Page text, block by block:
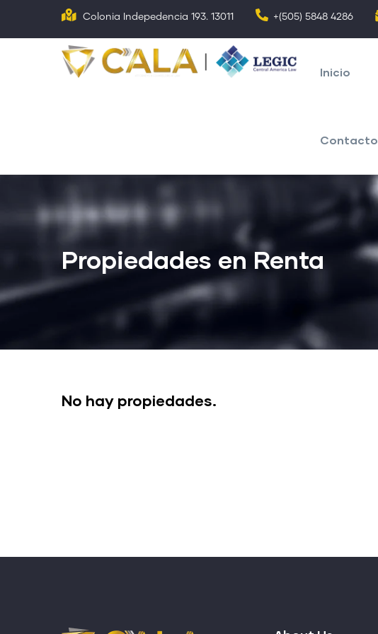
Colonia Indepedencia 193. 13011 +(505) 5848 4286
Inicio
Contacto
Propiedades en Renta
No hay propiedades.